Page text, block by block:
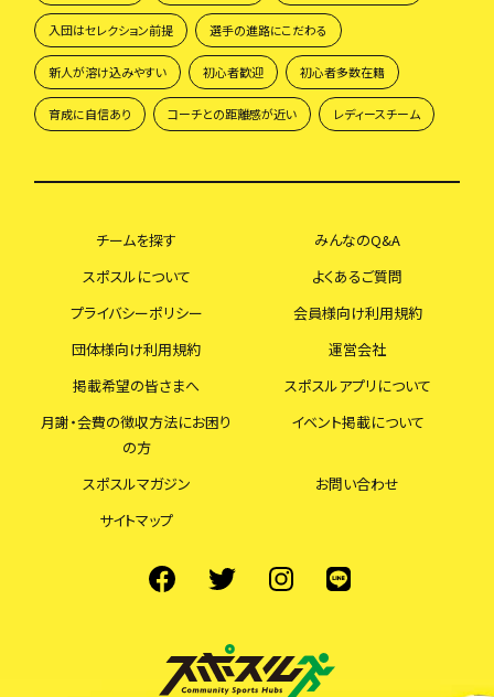
入団はセレクション前提 選手の進路にこだわる
新人が溶け込みやすい 初心者歓迎 初心者多数在籍
育成に自信あり コーチとの距離感が近い レディースチーム
チームを探す
みんなのQ&A
スポスルについて
よくあるご質問
プライバシーポリシー
会員様向け利用規約
団体様向け利用規約
運営会社
掲載希望の皆さまへ
スポスルアプリについて
月謝・会費の徴収方法にお困り
の方
イベント掲載について
スポスルマガジン
お問い合わせ
サイトマップ